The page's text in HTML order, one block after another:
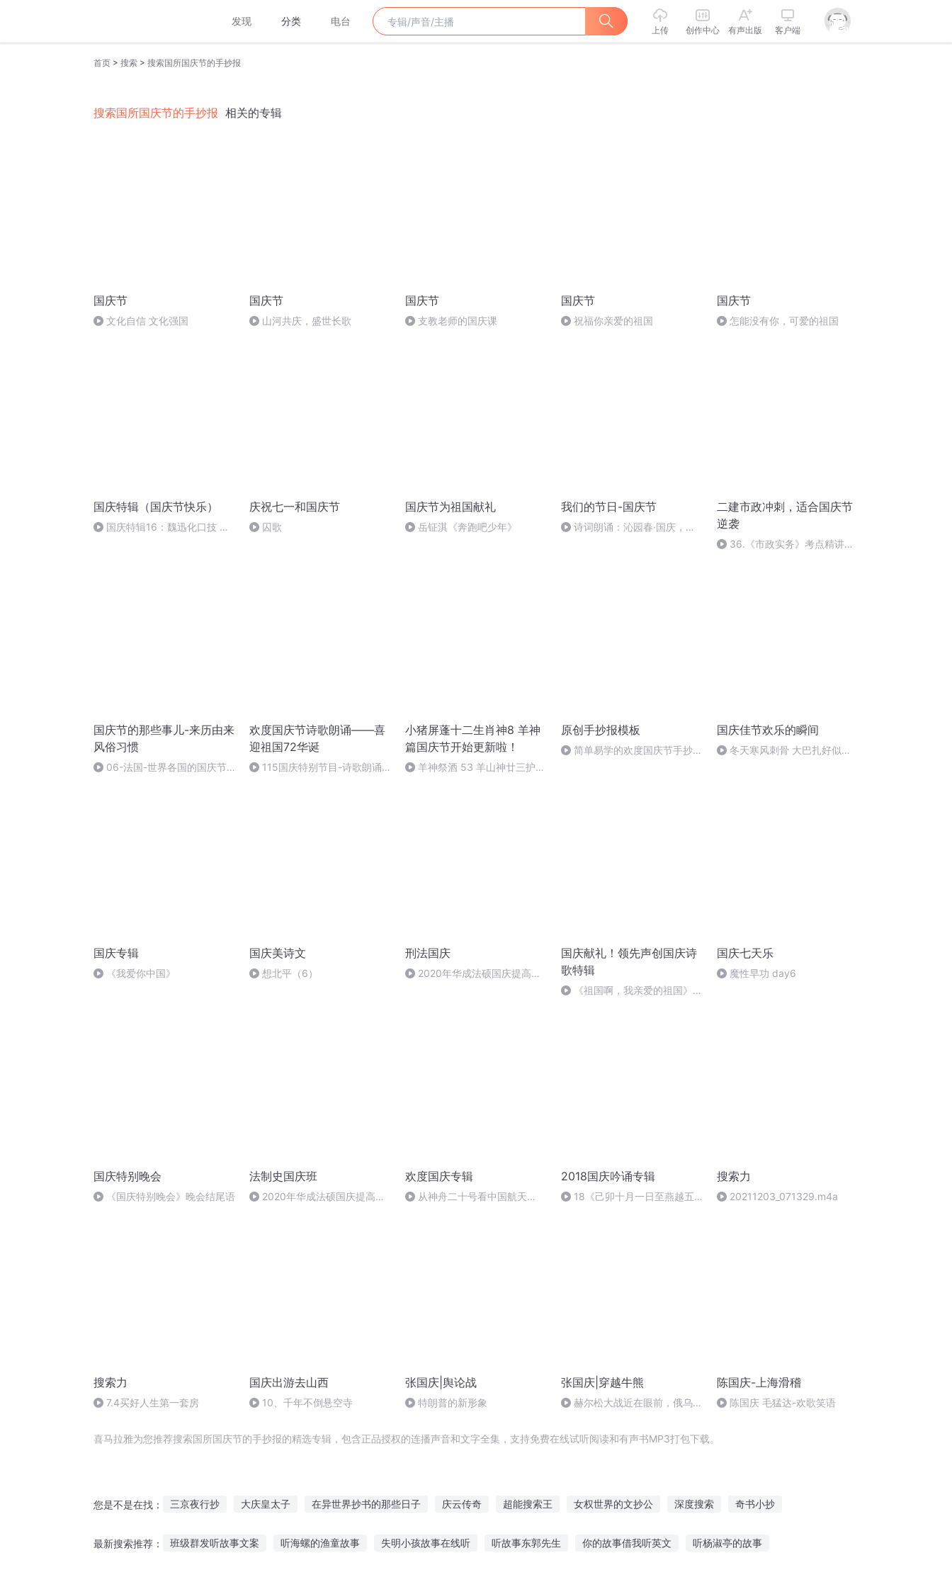
发现 分类 电台
上传 创作中心 有声出版 客户端
首页 > 搜索 > 搜索国所国庆节的手抄报
搜索国所国庆节的手抄报 相关的专辑
国庆节
文化自信 文化强国
国庆节
山河共庆，盛世长歌
国庆节
支教老师的国庆课
国庆节
祝福你亲爱的祖国
国庆节
怎能没有你，可爱的祖国
国庆特辑（国庆节快乐）
国庆特辑16：魏迅化口技 二
庆祝七一和国庆节
囚歌
国庆节为祖国献礼
岳钲淇《奔跑吧少年》
我们的节日-国庆节
诗词朗诵：沁园春·国庆，朗
二建市政冲刺，适合国庆节
逆袭
36.《市政实务》考点精讲第
国庆节的那些事儿-来历由来
风俗习惯
06-法国-世界各国的国庆节-
欢度国庆节诗歌朗诵——喜
迎祖国72华诞
115国庆特别节目-诗歌朗诵-
小猪屏蓬十二生肖神8 羊神
篇国庆节开始更新啦！
羊神祭酒 53 羊山神廿三护祭
原创手抄报模板
简单易学的欢度国庆节手抄报
国庆佳节欢乐的瞬间
冬天寒风刺骨 大巴扎好似温
国庆专辑
《我爱你中国》
国庆美诗文
想北平（6）
刑法国庆
2020年华成法硕国庆提高班
国庆献礼！领先声创国庆诗
歌特辑
《祖国啊，我亲爱的祖国》温
国庆七天乐
魔性早功 day6
国庆特别晚会
《国庆特别晚会》晚会结尾语
法制史国庆班
2020年华成法硕国庆提高班
欢度国庆专辑
从神舟二十号看中国航天
2018国庆吟诵专辑
18《己卯十月一日至燕越五
搜索力
20211203_071329.m4a
搜索力
7.4买好人生第一套房
国庆出游去山西
10、千年不倒悬空寺
张国庆|舆论战
特朗普的新形象
张国庆|穿越牛熊
赫尔松大战近在眼前，俄乌冲
陈国庆-上海滑稽
陈国庆 毛猛达-欢歌笑语
喜马拉雅为您推荐搜索国所国庆节的手抄报的精选专辑，包含正品授权的连播声音和文字全集，支持免费在线试听阅读和有声书MP3打包下载。
您是不是在找： 三京夜行抄 大庆皇太子 在异世界抄书的那些日子 庆云传奇 超能搜索王 女权世界的文抄公 深度搜索 奇书小抄
最新搜索推荐： 班级群发听故事文案 听海螺的渔童故事 失明小孩故事在线听 听故事东郭先生 你的故事借我听英文 听杨淑亭的故事